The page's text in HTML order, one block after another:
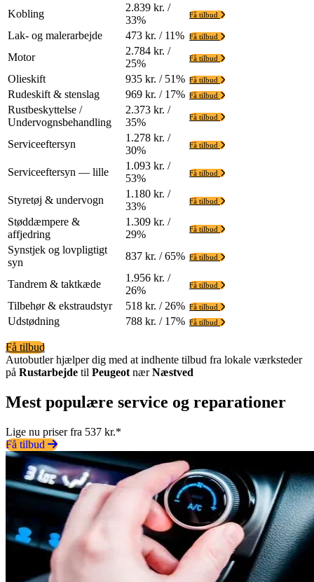
Kobling
2.839 kr. /
33%
Få tilbud
Lak- og malerarbejde 473 kr. / 11% Få tilbud
Motor
2.784 kr. /
25%
Få tilbud
Olieskift 935 kr. / 51% Få tilbud
Rudeskift & stenslag 969 kr. / 17% Få tilbud
Rustbeskyttelse /
Undervognsbehandling
2.373 kr. /
35%
Få tilbud
Serviceeftersyn
1.278 kr. /
30%
Få tilbud
Serviceeftersyn — lille
1.093 kr. /
53%
Få tilbud
Styretøj & undervogn
1.180 kr. /
33%
Få tilbud
Støddæmpere &
affjedring
1.309 kr. /
29%
Få tilbud
Synstjek og lovpligtigt
syn
837 kr. / 65% Få tilbud
Tandrem & taktkæde
1.956 kr. /
26%
Få tilbud
Tilbehør & ekstraudstyr 518 kr. / 26% Få tilbud
Udstødning 788 kr. / 17% Få tilbud
Få tilbud
Autobutler hjælper dig med at indhente tilbud fra lokale værksteder
på Rustarbejde til Peugeot nærNæstved
Mest populære service og reparationer
Lige nu priser fra 537 kr.*
Få tilbud